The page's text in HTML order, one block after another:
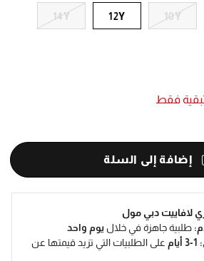
10Y
12Y
14Y
فقط
إضافة إلى السلة
لافاييت دبي مول
طلبية جاهزة في خلال يوم واحد
على الطلبيات التي تزيد قيمتها عن